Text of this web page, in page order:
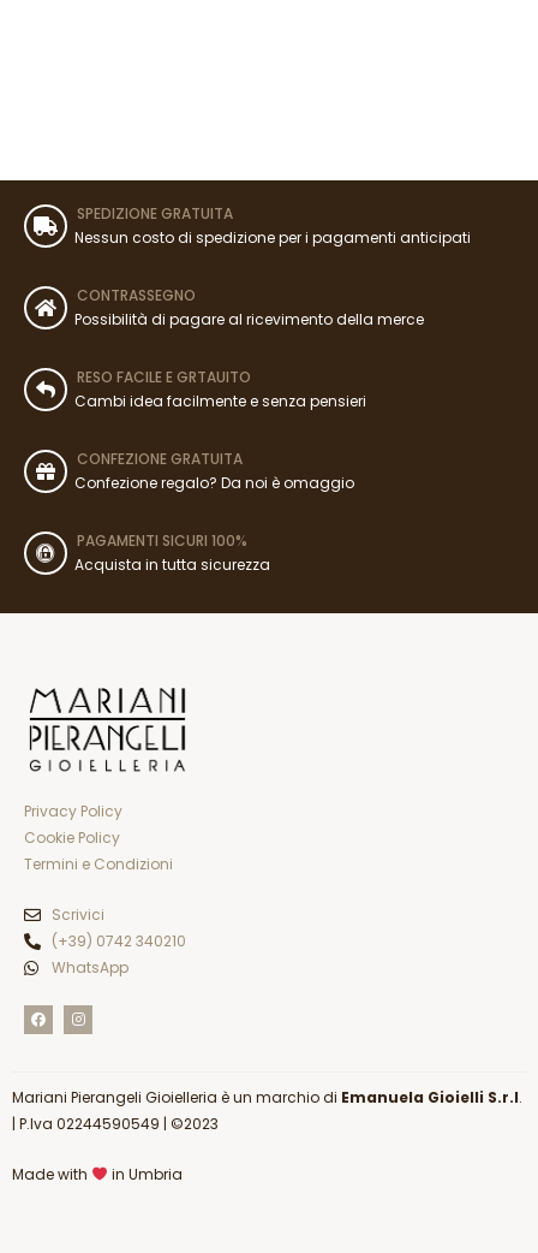
SPEDIZIONE GRATUITA
Nessun costo di spedizione per i pagamenti anticipati
CONTRASSEGNO
Possibilità di pagare al ricevimento della merce
RESO FACILE E GRTAUITO
Cambi idea facilmente e senza pensieri
CONFEZIONE GRATUITA
Confezione regalo? Da noi è omaggio
PAGAMENTI SICURI 100%
Acquista in tutta sicurezza
Privacy Policy
Cookie Policy
Termini e Condizioni
Scrivici
(+39) 0742 340210
WhatsApp
F
a
c
o
I
n
s
r
m
Mariani Pierangeli Gioielleria è un marchio di Emanuela Gioielli S.r.l.
| P.Iva 02244590549 | ©2023
Made with in Umbria